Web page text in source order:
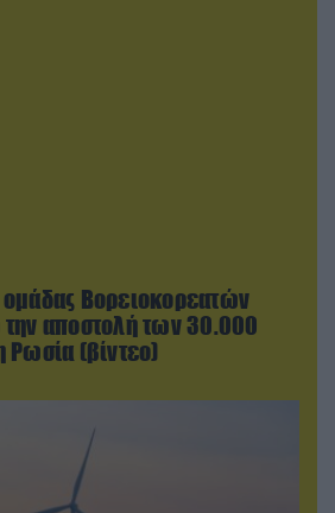
Βορειοκορεατών
αποστολή των 30.000
Ρωσία (βίντεο)